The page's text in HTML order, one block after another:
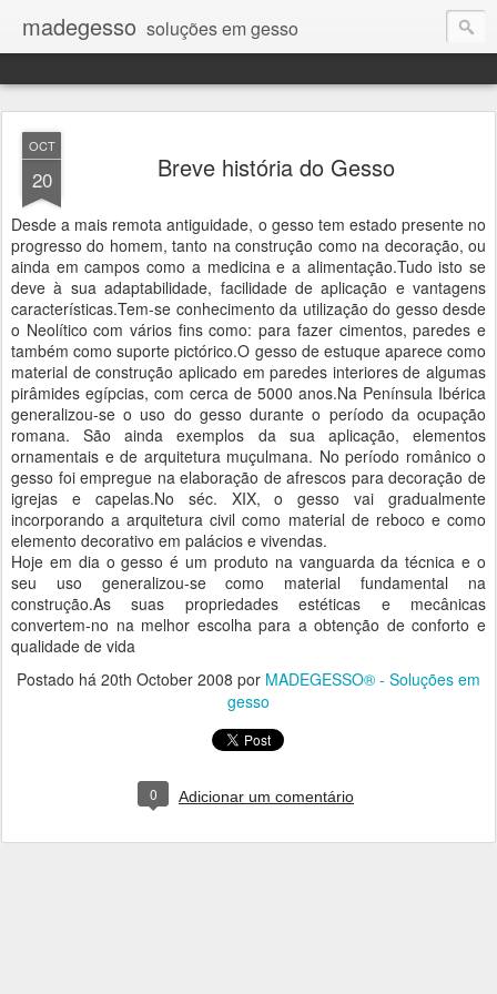
madegesso soluções em gesso
OCT
20 Breve história do Gesso
Desde a mais remota antiguidade, o gesso tem estado presente no
progresso do homem, tanto na construção como na decoração, ou
ainda em campos como a medicina e a alimentação.Tudo isto se
deve à sua adaptabilidade, facilidade de aplicação e vantagens
características.Tem-se conhecimento da utilização do gesso desde
o Neolítico com vários fins como: para fazer cimentos, paredes e
também como suporte pictórico.O gesso de estuque aparece como
material de construção aplicado em paredes interiores de algumas
pirâmides egípcias, com cerca de 5000 anos.Na Península Ibérica
generalizou-se o uso do gesso durante o período da ocupação
romana. São ainda exemplos da sua aplicação, elementos
ornamentais e de arquitetura muçulmana. No período românico o
gesso foi empregue na elaboração de afrescos para decoração de
igrejas e capelas.No séc. XIX, o gesso vai gradualmente
incorporando a arquitetura civil como material de reboco e como
elemento decorativo em palácios e vivendas.
Hoje em dia o gesso é um produto na vanguarda da técnica e o
seu uso generalizou-se como material fundamental na
construção.As suas propriedades estéticas e mecânicas
convertem-no na melhor escolha para a obtenção de conforto e
qualidade de vida
Postado há 20th October 2008 por MADEGESSO® - Soluções em
gesso
0 Adicionar um comentário